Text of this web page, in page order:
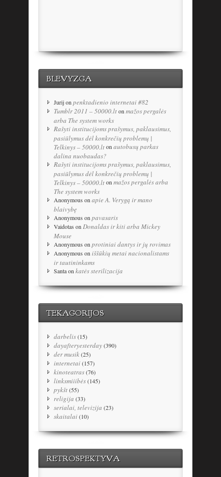
BLEVYZGA
Jurijon penktadienio internetai #82
Tumblr 2011 – 50000.lton mažos pergalės
arba The system works
Rašyti institucijoms prašymus, paklausimus,
pasiūlymus dėl konkrečių problemų |
Telkinys – 50000.lton autobusų parkas
dalina nuobaudas?
Rašyti institucijoms prašymus, paklausimus,
pasiūlymus dėl konkrečių problemų |
Telkinys – 50000.lton mažos pergalės arba
The system works
Anonymous on apie A. Verygą ir mano
blaivybę
Anonymous on pavasaris
Vaidotas on Donaldas ir kiti arba Mickey
Mouse
Anonymous on protiniai dantys ir jų rovimas
Anonymous on iššūkių metai nacionalistams
ir tautininkams
Santaon katės sterilizacija
TEKAGORIJOS
darbelis(15)
dayafteryesterday(390)
der musik(25)
internetai(157)
kinoteatras(76)
linksmiiibės(145)
pykšt(55)
religija (33)
serialai, televizija (23)
skaitalai(10)
RETROSPEKTYVA